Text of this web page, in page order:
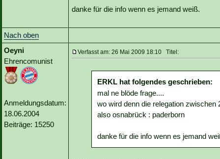
danke für die info wenn es jemand weiß.
Nach oben
Oeyni
Ehrencomunist
Anmeldungsdatum:
18.06.2004
Beiträge: 15250
Verfasst am: 26 Mai 2009 18:10 Titel:
ERKL hat folgendes geschrieben:
mal ne blöde frage....
wo wird denn die relegation zwischen
also osnabrück : paderborn
danke für die info wenn es jemand